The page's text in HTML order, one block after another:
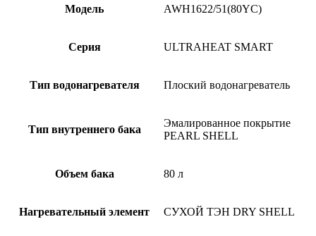
Модель AWH1622/51(80YC)
Серия ULTRAHEAT SMART
Тип водонагревателя Плоский водонагреватель
Тип внутреннего бака
Эмалированное покрытие
PEARL SHELL
Объем бака 80 л
Нагревательный элемент СУХОЙ ТЭН DRY SHELL